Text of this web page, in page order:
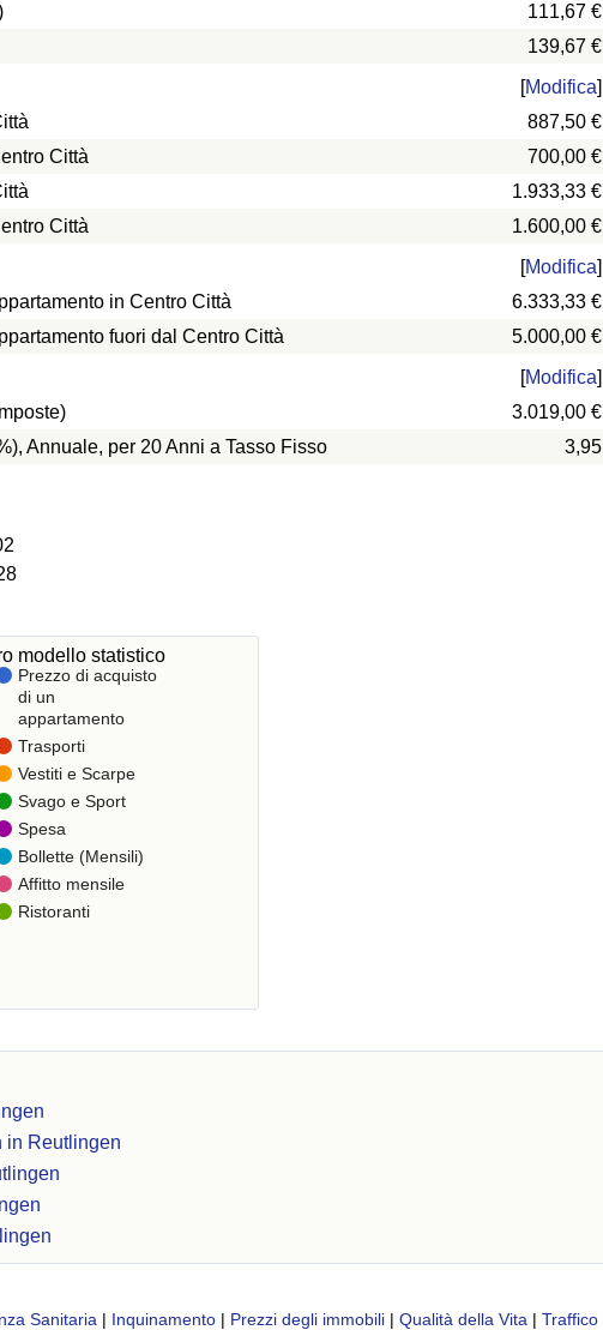
111,67 €
139,67 €
[Modifica]
887,50 €
Città 700,00 €
1.933,33 €
Città 1.600,00 €
[Modifica]
in Centro Città
6.333,33 €
fuori dal Centro Città 5.000,00 €
[Modifica]
3.019,00 €
Annuale, per 20 Anni a Tasso Fisso
3,95
modello statistico
Prezzo di acquisto
di un
appartamento
Trasporti
Vestiti e Scarpe
Svago e Sport
Spesa
Bollette (Mensili)
Affitto mensile
Ristoranti
in Reutlingen
Sanitaria | Inquinamento | Prezzi degli immobili | Qualità della Vita | Traffico